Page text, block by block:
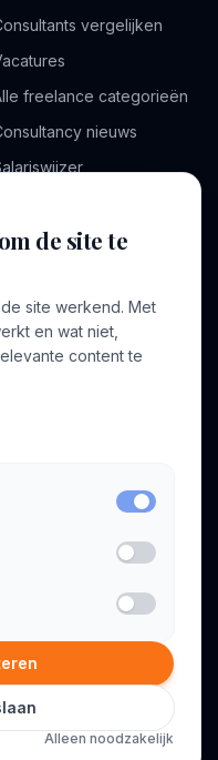
vergelijken
freelance categorieën
nieuws
aanmaken
voorbehouden.
de site te
site werkend. Met
en wat niet,
content te
Alleen noodzakelijk